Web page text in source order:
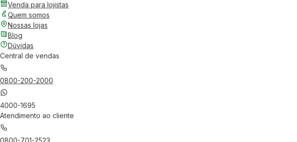
Venda para lojistas
Quem somos
Nossas lojas
Blog
Dúvidas
Central de vendas
0800-200-2000
4000-1695
Atendimento ao cliente
0800-701-2523